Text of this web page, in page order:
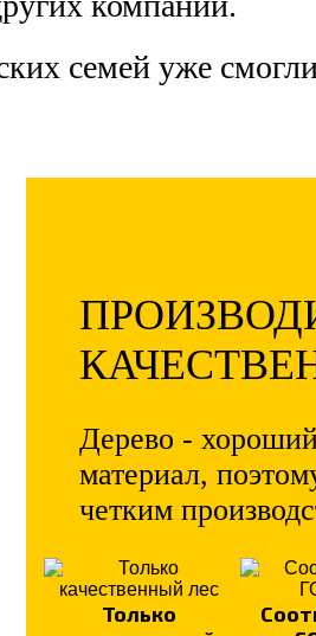
семей уже
Дерево -
материал,
четким
Только